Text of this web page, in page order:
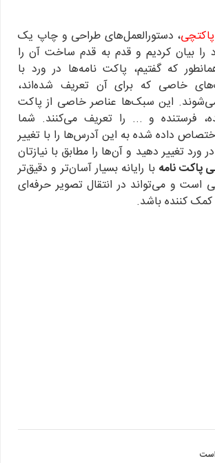
پاکتچی، دستورالعمل‌های طراحی و چاپ یک
را بیان کردیم و قدم به قدم ساخت آن را
که گفتیم، پاکت نامه‌ها در ورد با
خاصی که برای آن تعریف شده‌اند،
این سبک‌ها عناصر خاصی از پاکت
فرستنده و ... را تعریف می‌کنند. شما
داده شده به این آدرس‌ها را با تغییر
تغییر دهید و آن‌ها را مطابق با نیازتان
پاکت نامه با رایانه بسیار آسان‌تر و دقیق‌تر
است و می‌تواند در انتقال تصویر حرفه‌ای
کننده باشد.